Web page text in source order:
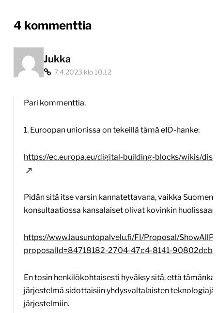
4 kommenttia
sekaisin,
verifiointi
on
idea”
Jukka
7.4.2023 klo 10.12
Pari kommenttia.
1. Euroopan unionissa on tekeillä tämä eID-hanke:
https://ec.europa.eu/digital-building-blocks/wikis/
Pidän sitä itse varsin kannatettavana, vaikka Suomen
konsultaatiossa kansalaiset olivat kovinkin
https://www.lausuntopalvelu.fi/FI/Proposal/
proposalId=84718182-2704-47c4-8141-
En tosin henkilökohtaisesti hyväksy sitä, että
järjestelmä sidottaisiin yhdysvaltalaisten
järjestelmiin.